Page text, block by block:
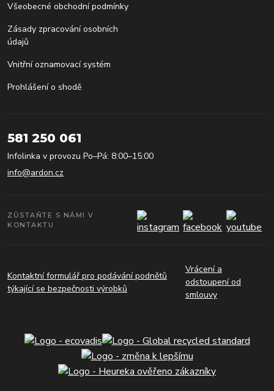
Všeobecné obchodní podmínky
Zásady zpracování osobních
údajů
Vnitřní oznamovací systém
Prohlášení o shodě
581 250 061
Infolinka v provozu Po–Pá: 8:00–15:00
info@ardon.cz
ZŮSTAŇTE S NÁMI V
KONTAKTU
Kontaktní formulář pro podávání podnětů
týkající se bezpečnosti výrobků
Vrácení a
odstoupení od
smlouvy